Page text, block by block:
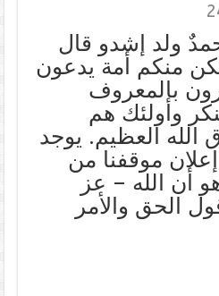
ولد إشدو قال
منكم أمة يدعون
بالمعروف
وأولئك هم
العظيم. يوجد
موقفنا من
أن الله – عز
والأمر